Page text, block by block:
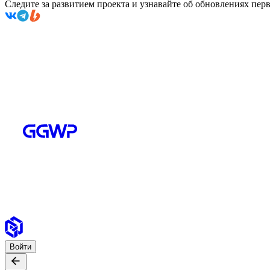
Следите за развитием проекта и узнавайте об обновлениях
Войти